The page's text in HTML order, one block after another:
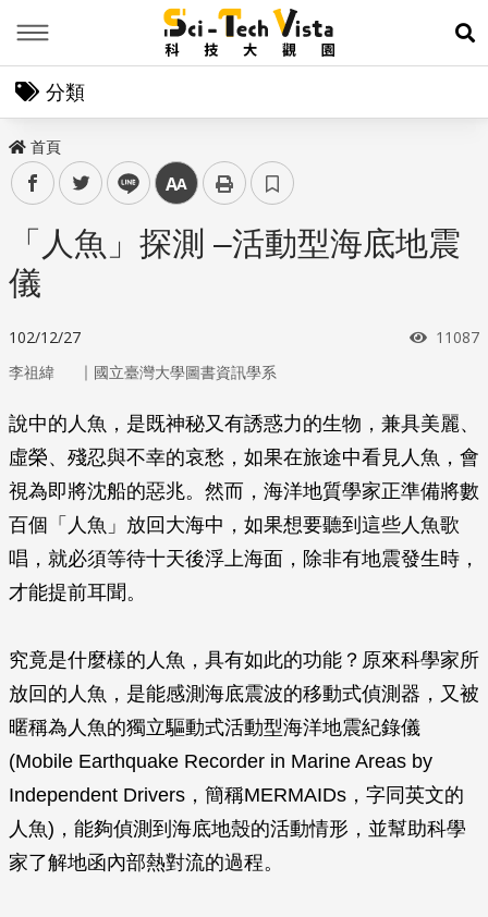
展
分類
首頁
facebooktwitter line 中
「人魚」探測 –活動型海底地震
儀
102/12/27 瀏覽次
11087
李祖緯 ｜ 國立臺灣大學圖書資訊學系
說中的人魚，是既神秘又有誘惑力的生物，兼具美麗、
虛榮、殘忍與不幸的哀愁，如果在旅途中看見人魚，會
視為即將沈船的惡兆。然而，海洋地質學家正準備將數
百個「人魚」放回大海中，如果想要聽到這些人魚歌
唱，就必須等待十天後浮上海面，除非有地震發生時，
才能提前耳聞。
究竟是什麼樣的人魚，具有如此的功能？原來科學家所
放回的人魚，是能感測海底震波的移動式偵測器，又被
暱稱為人魚的獨立驅動式活動型海洋地震紀錄儀
(Mobile Earthquake Recorder in Marine Areas by
Independent Drivers，簡稱MERMAIDs，字同英文的
人魚)，能夠偵測到海底地殼的活動情形，並幫助科學
家了解地函內部熱對流的過程。